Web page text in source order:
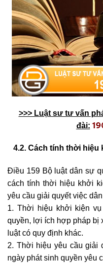
>>> Luật sư tư vấn
đài:
4.2. Cách tính thời hiệu
Điều 159 Bộ luật dân sự
cách tính thời hiệu khởi
yêu cầu giải quyết việc
1. Thời hiệu khởi kiện
quyền, lợi ích hợp pháp bị
luật có quy định khác.
2. Thời hiệu yêu cầu giải
ngày phát sinh quyền yêu